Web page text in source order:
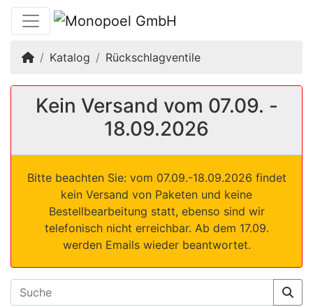
Startseite
Katalog Rückschlagventile
Kein Versand vom 07.09. -
18.09.2026
Bitte beachten Sie: vom 07.09.-18.09.2026 findet
kein Versand von Paketen und keine
Bestellbearbeitung statt, ebenso sind wir
telefonisch nicht erreichbar. Ab dem 17.09.
werden Emails wieder beantwortet.